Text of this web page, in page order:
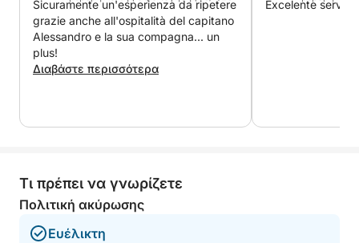
χαλαρή ατμόσφαιρα.
Ιδανικό για ζευγάρια, οικογένειες ή παρέες φίλων,
είναι ο ιδανικός τρόπος για να ζήσετε την πιο
Sicuramente un'esperienza da ripetere
grazie anche all'ospitalità del capitano
Alessandro e la sua compagna... un
plus!
Διαβάστε περισσότερα
Excelente service
Τι πρέπει να γνωρίζετε
Πολιτική ακύρωσης
Ευέλικτη